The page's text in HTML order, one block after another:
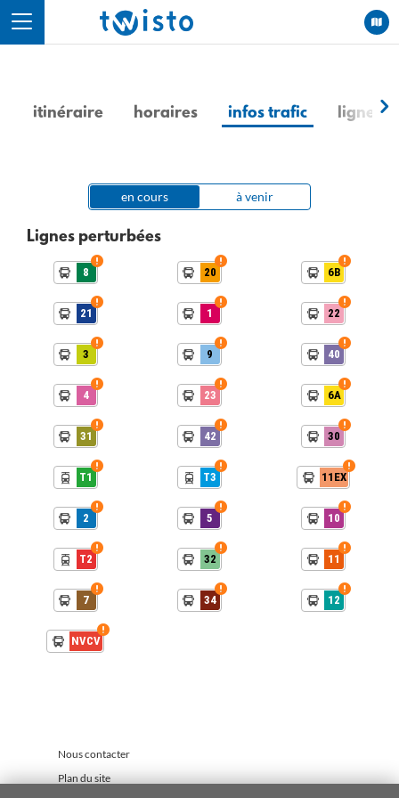
itinéraire horaires infos trafic lignes
en cours à venir
Lignes perturbées
8 20 6B
21 1 22
3 9 40
4 23 6A
31 42 30
T1 T3 11EX
2 5 10
T2 32 11
7 34 12
NVCV
Nous contacter
Plan du site
Panneau de gestion des cookies